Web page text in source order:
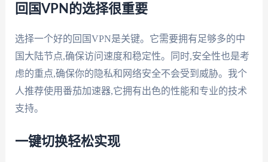
回国VPN的选择很重要
选择一个好的回国VPN是关键。它需要拥有足够多的中
国大陆节点,确保访问速度和稳定性。同时,安全性也是考
虑的重点,确保你的隐私和网络安全不会受到威胁。我个
人推荐使用番茄加速器,它拥有出色的性能和专业的技术
支持。
一键切换轻松实现